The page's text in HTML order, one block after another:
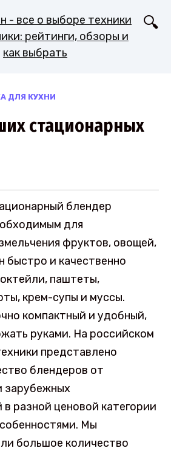
ДЛЯ КУХНИ
стационарных
блендер
для
фруктов, овощей,
быстро и качественно
паштеты,
крем-супы и муссы.
компактный и удобный,
руками. На российском
представлено
блендеров от
зарубежных
разной ценовой категории
Мы
большое количество